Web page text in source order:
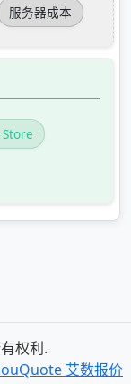
服务器成本
权利.
艾数报价